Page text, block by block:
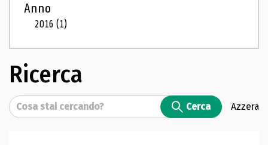
Anno
2016(1)
Ricerca
Cerca Cerca Azzera